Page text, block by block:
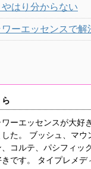
はり分からない
ーエッセンスで解
ワーエッセンスが大好
した。 ブッシュ、マウ
、コルテ、パシフィッ
です。 タイプレメデ